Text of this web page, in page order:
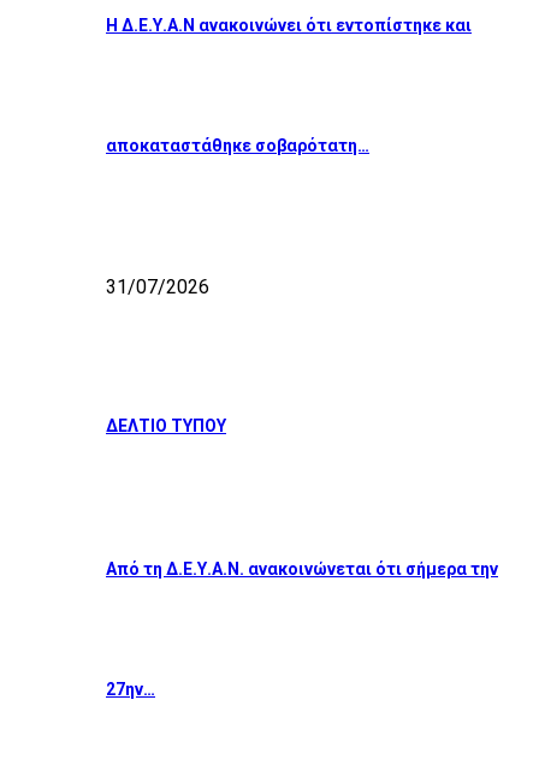
Η Δ.Ε.Υ.Α.Ν ανακοινώνει ότι εντοπίστηκε και
αποκαταστάθηκε σοβαρότατη…
31/07/2026
ΔΕΛΤΙΟ ΤΥΠΟΥ
Από τη Δ.Ε.Υ.Α.Ν. ανακοινώνεται ότι σήμερα την
27ην…